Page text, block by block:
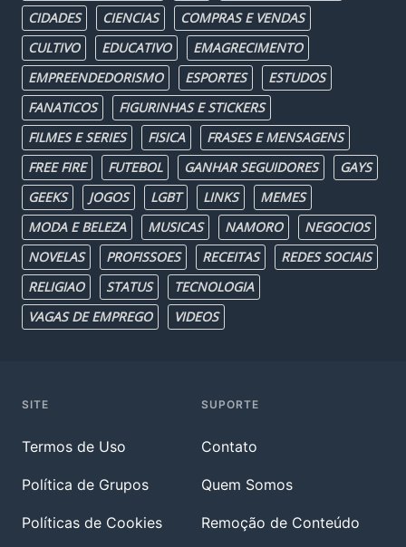
CIDADES
CIENCIAS
COMPRAS E VENDAS
CULTIVO
EDUCATIVO
EMAGRECIMENTO
EMPREENDEDORISMO
ESPORTES
ESTUDOS
FANATICOS
FIGURINHAS E STICKERS
FILMES E SERIES
FISICA
FRASES E MENSAGENS
FREE FIRE
FUTEBOL GANHAR SEGUIDORES
GAYS
GEEKS
JOGOS LGBT LINKS
MEMES
MODA E BELEZA
MUSICAS NAMORO
NEGOCIOS
NOVELAS
PROFISSOES RECEITAS
REDES SOCIAIS
RELIGIAO
STATUS
TECNOLOGIA
VAGAS DE EMPREGO
VIDEOS
SITE
Termos de Uso
Política de Grupos
Políticas de Cookies
SUPORTE
Contato
Quem Somos
Remoção de Conteúdo